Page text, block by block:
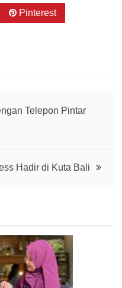
Pinterest
Telepon Pintar
Hadir di Kuta Bali